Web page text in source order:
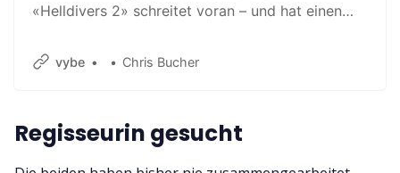
«Helldivers 2» schreitet voran – und hat einen
vybe Chris Bucher
Regisseurin gesucht